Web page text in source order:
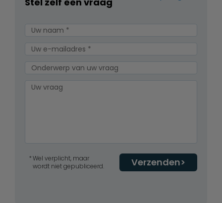
Verzenden
Wel verplicht, maar
wordt niet gepubliceerd.